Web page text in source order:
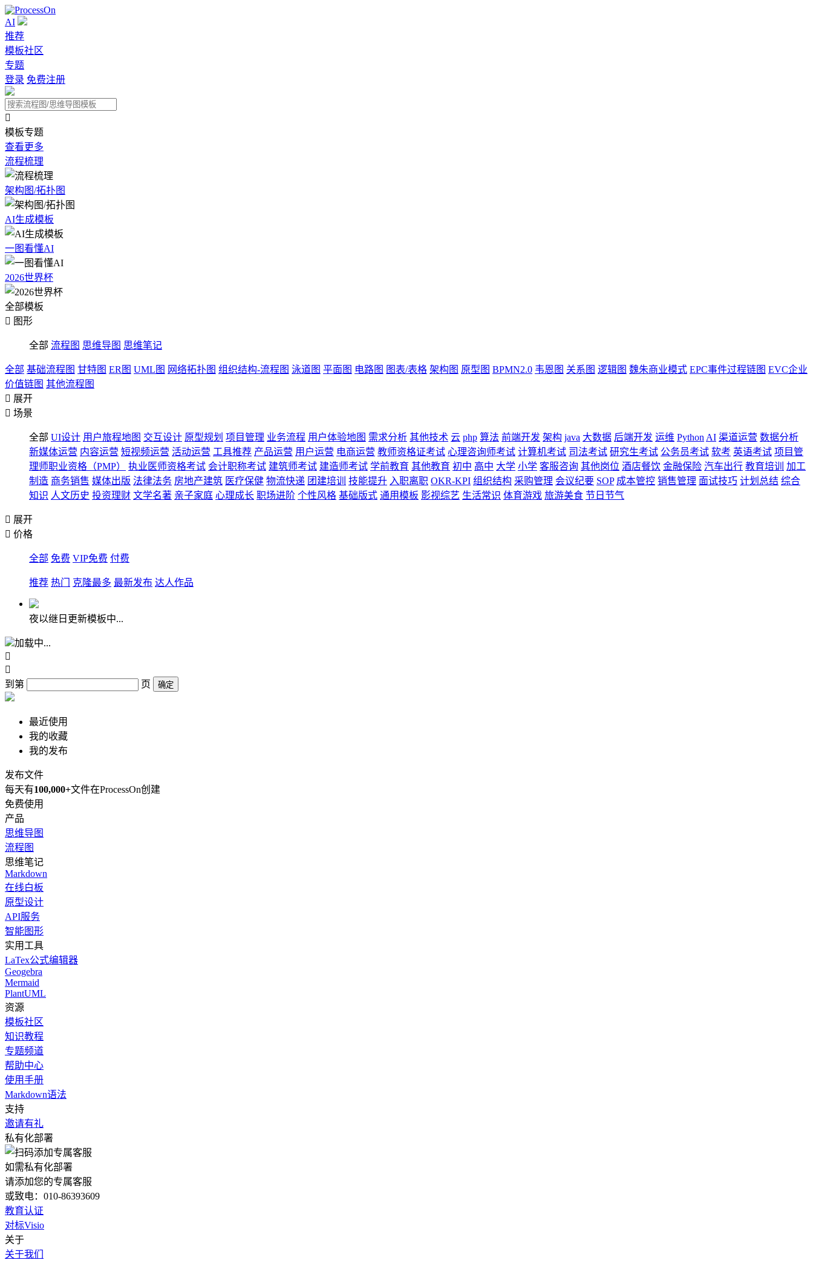
AI
推荐
模板社区
专题
登录 免费注册

模板专题
查看更多
流程梳理
架构图/拓扑图
AI生成模板
一图看懂AI
2026世界杯
全部模板
 图形
全部 流程图 思维导图 思维笔记
全部 基础流程图 甘特图 ER图 UML图 网络拓扑图 组织结构-流程图 泳道图 平面图 电路图 图表/表格 架构图 原型图 BPMN2.0 韦恩图 关系图 逻辑图 魏朱商业模式 EPC事件过程链图 EVC企业
价值链图 其他流程图
 展开
 场景
全部 UI设计 用户旅程地图 交互设计 原型规划 项目管理 业务流程 用户体验地图 需求分析 其他技术 云 php 算法 前端开发 架构 java 大数据 后端开发 运维 Python AI 渠道运营 数据分析
新媒体运营 内容运营 短视频运营 活动运营 工具推荐 产品运营 用户运营 电商运营 教师资格证考试 心理咨询师考试 计算机考试 司法考试 研究生考试 公务员考试 软考 英语考试 项目管
理师职业资格（PMP）
执业医师资格考试 会计职称考试 建筑师考试 建造师考试 学前教育 其他教育 初中 高中 大学 小学 客服咨询 其他岗位 酒店餐饮 金融保险 汽车出行 教育培训
加工
制造 商务销售 媒体出版 法律法务 房地产建筑 医疗保健 物流快递 团建培训 技能提升 入职离职 OKR-KPI 组织结构 采购管理 会议纪要 SOP 成本管控 销售管理 面试技巧 计划总结 综合
知识 人文历史 投资理财 文学名著 亲子家庭 心理成长 职场进阶 个性风格 基础版式 通用模板 影视综艺 生活常识 体育游戏 旅游美食 节日节气
 展开
 价格
全部 免费 VIP免费 付费
推荐 热门 克隆最多 最新发布 达人作品
夜以继日更新模板中...
加载中...


到第
页 确定
最近使用
我的收藏
我的发布
发布文件
每天有100,000+文件在ProcessOn创建
免费使用
产品
思维导图
流程图
思维笔记
Markdown
在线白板
原型设计
API服务
智能图形
实用工具
LaTex公式编辑器
Geogebra
Mermaid
PlantUML
资源
模板社区
知识教程
专题频道
帮助中心
使用手册
Markdown语法
支持
邀请有礼
私有化部署
如需私有化部署
请添加您的专属客服
或致电：010-86393609
教育认证
对标Visio
关于
关于我们